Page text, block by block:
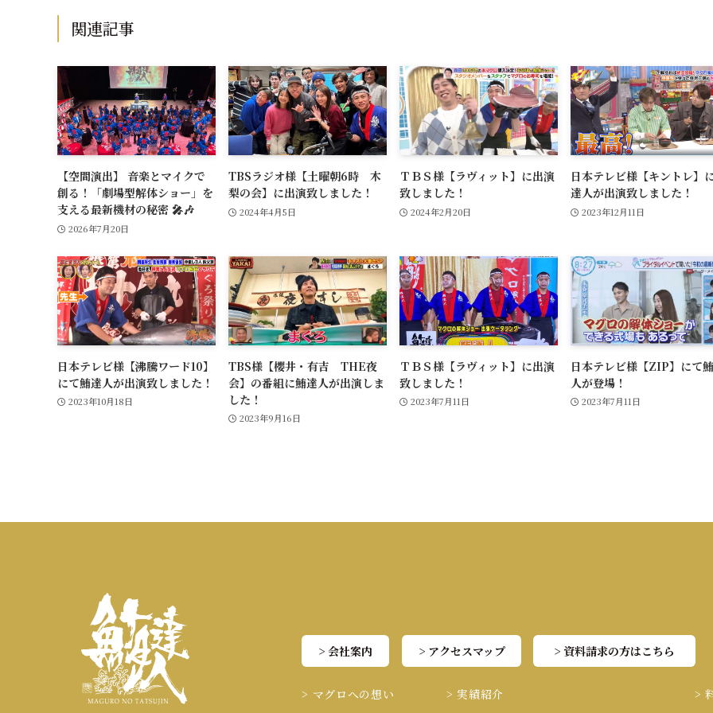
関連記事
【空間演出】 音楽とマイクで
創る！「劇場型解体ショー」を
支える最新機材の秘密 🎤🎶
2026年7月20日
TBSラジオ様【土曜朝6時 木
梨の会】に出演致しました！
2024年4月5日
ＴＢＳ様【ラヴィット】に出演
致しました！
2024年2月20日
日本テレビ様【キントレ】
達人が出演致しました！
2023年12月11日
日本テレビ様【沸騰ワード10】
にて鮪達人が出演致しました！
2023年10月18日
TBS様【櫻井・有吉 THE夜
会】の番組に鮪達人が出演しま
した！
2023年9月16日
ＴＢＳ様【ラヴィット】に出演
致しました！
2023年7月11日
日本テレビ様【ZIP】にて
人が登場！
2023年7月11日
> 会社案内 > アクセスマップ > 資料請求の方はこちら
> マグロへの想い > 実績紹介 >